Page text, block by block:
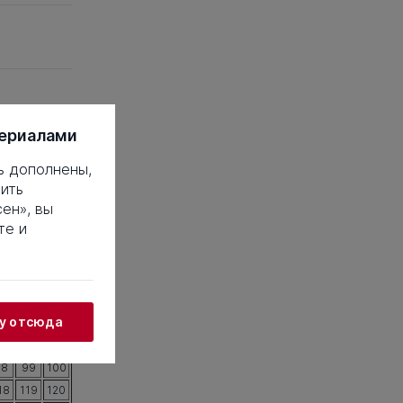
19
20
39
40
59
60
79
80
99
100
119
120
дополнены,
вы
и
отсюда